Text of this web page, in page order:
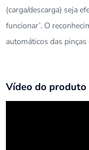
(carga/descarga) seja
funcionar’. O
automáticos das
Vídeo do produto